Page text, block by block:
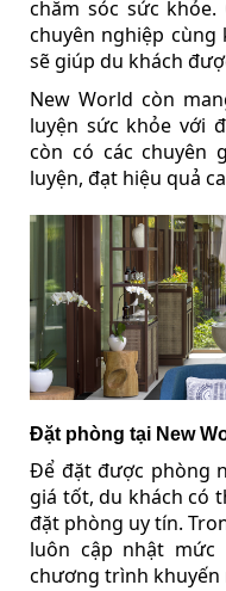
chăm sóc sức khỏe.
chuyên nghiệp
sẽ giúp du khách
New World còn
luyện sức khỏe với
còn có các chuyên
luyện, đạt hiệu quả
Đặt phòng tại New
Để đặt được phòng
giá tốt, du khách có
đặt phòng uy tín.
luôn cập nhật
chương trình khuyến